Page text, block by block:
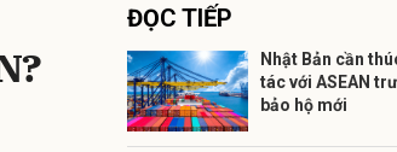
ĐỌC TIẾP
Nhật Bản cần
tác với ASEAN
bảo hộ mới
Gửi